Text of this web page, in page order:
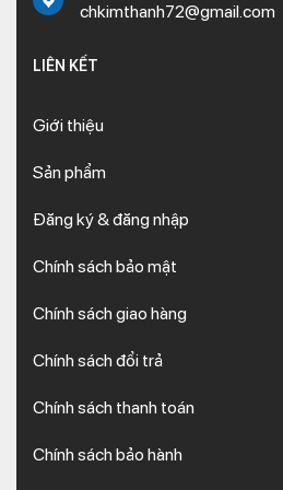
chkimthanh72@gmail.com
LIÊN KẾT
Giới thiệu
Sản phẩm
Đăng ký & đăng nhập
Chính sách bảo mật
Chính sách giao hàng
Chính sách đổi trả
Chính sách thanh toán
Chính sách bảo hành